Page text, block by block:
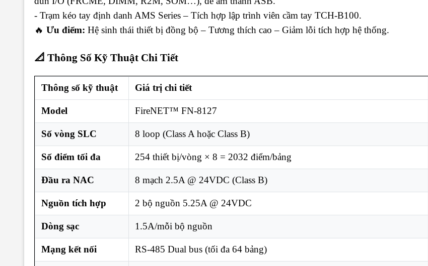
- Trạm kéo tay định danh AMS Series – Tích hợp lập trình viên cầm tay TCH-B100.
🔥 Ưu điểm: Hệ sinh thái thiết bị đồng bộ – Tương thích cao – Giảm lỗi tích hợp hệ thống.
📐 Thông Số Kỹ Thuật Chi Tiết
Thông số kỹ thuật Giá trị chi tiết
Model FireNET™ FN-8127
Số vòng SLC 8 loop (Class A hoặc Class B)
Số điểm tối đa 254 thiết bị/vòng × 8 = 2032 điểm/bảng
Đầu ra NAC 8 mạch 2.5A @ 24VDC (Class B)
Nguồn tích hợp 2 bộ nguồn 5.25A @ 24VDC
Dòng sạc 1.5A/mỗi bộ nguồn
Mạng kết nối RS-485 Dual bus (tối đa 64 bảng)